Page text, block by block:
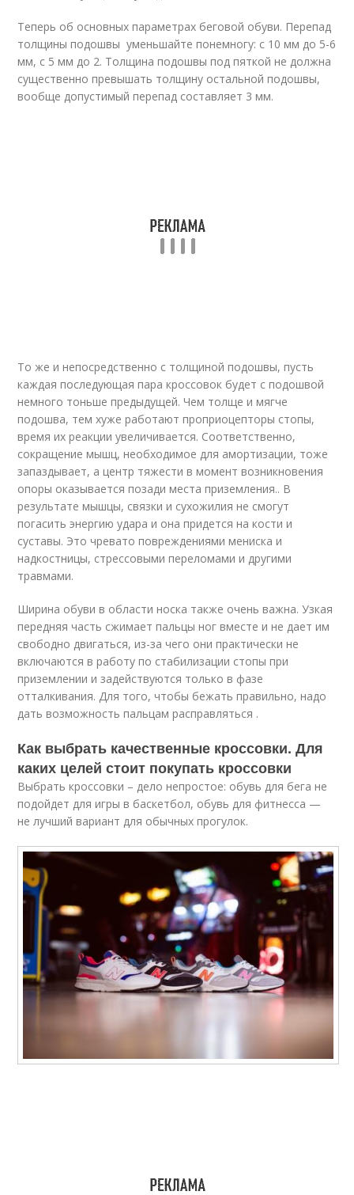
Теперь об основных параметрах беговой обуви. Перепад
толщины подошвы уменьшайте понемногу: с 10 мм до 5-6
мм, с 5 мм до 2. Толщина подошвы под пяткой не должна
существенно превышать толщину остальной подошвы,
вообще допустимый перепад составляет 3 мм.
То же и непосредственно с толщиной подошвы, пусть
каждая последующая пара кроссовок будет с подошвой
немного тоньше предыдущей. Чем толще и мягче
подошва, тем хуже работают проприоцепторы стопы,
время их реакции увеличивается. Соответственно,
сокращение мышц, необходимое для амортизации, тоже
запаздывает, а центр тяжести в момент возникновения
опоры оказывается позади места приземления.. В
результате мышцы, связки и сухожилия не смогут
погасить энергию удара и она придется на кости и
суставы. Это чревато повреждениями мениска и
надкостницы, стрессовыми переломами и другими
травмами.
Ширина обуви в области носка также очень важна. Узкая
передняя часть сжимает пальцы ног вместе и не дает им
свободно двигаться, из-за чего они практически не
включаются в работу по стабилизации стопы при
приземлении и задействуются только в фазе
отталкивания. Для того, чтобы бежать правильно, надо
дать возможность пальцам расправляться .
Как выбрать качественные кроссовки. Для
каких целей стоит покупать кроссовки
Выбрать кроссовки – дело непростое: обувь для бега не
подойдет для игры в баскетбол, обувь для фитнесса —
не лучший вариант для обычных прогулок.